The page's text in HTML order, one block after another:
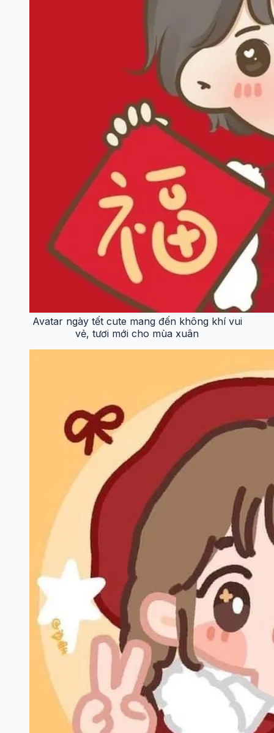
Avatar ngày tết cute mang đến không khí vui
vẻ, tươi mới cho mùa xuân